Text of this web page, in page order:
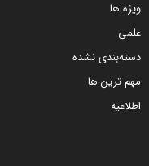
ویژه ها
علمی
دسته‌بندی نشده
مهم ترین ها
اطلاعیه